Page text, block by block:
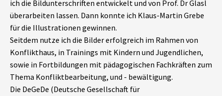
ich die Bildunterschriften entwickelt und von Prof. Dr Glasl
überarbeiten lassen. Dann konnte ich Klaus-Martin Grebe
für die Illustrationen gewinnen.
Seitdem nutze ich die Bilder erfolgreich im Rahmen von
Konflikthaus, in Trainings mit Kindern und Jugendlichen,
sowie in Fortbildungen mit pädagogischen Fachkräften zum
Thema Konfliktbearbeitung, und - bewältigung.
Die DeGeDe (Deutsche Gesellschaft für